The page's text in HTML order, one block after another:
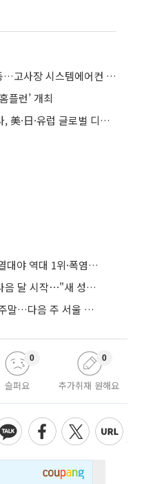
삼성·LG, ‘수능 한파’ 대비 총출동…고사장 시스템에어컨 일제 점검
플런’ 개최
한국부동산개발협회 20주년 행사, 美·日·유럽 글로벌 디벨로퍼 총출동
'40도 폭염' 뉴노멀 되나…올해 열대야 역대 1위·폭염일수 평년 3배 넘어
오세훈표 야간경제 '한강 밤핑' 다음 달 시작⋯"새 성장동력 만들 것"
'이중 고기압' 영향에 펄펄 끓는 주말…다음 주 서울 포함 서쪽이 더 덥다
슬퍼요
0
추가취재 원해요
0